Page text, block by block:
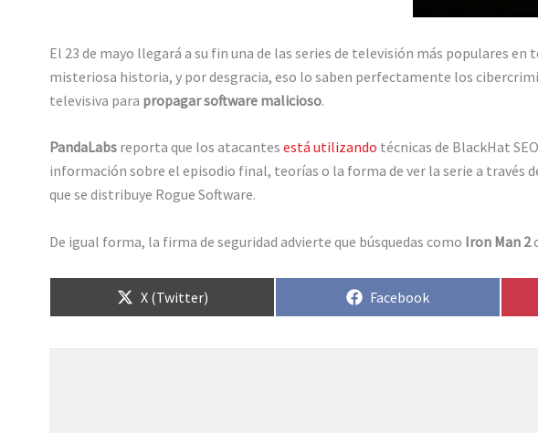
El 23 de mayo llegará a su fin una de las series de televisión más populares en
misteriosa historia, y por desgracia, eso lo saben perfectamente los
televisiva para propagar software malicioso.
PandaLabs reporta que los atacantes está utilizando técnicas de BlackHat
información sobre el episodio final, teorías o la forma de ver la serie a través
que se distribuye Rogue Software.
De igual forma, la firma de seguridad advierte que búsquedas como Iron Man 2
Compartir
en
X (Twitter)
Compartir
Facebook